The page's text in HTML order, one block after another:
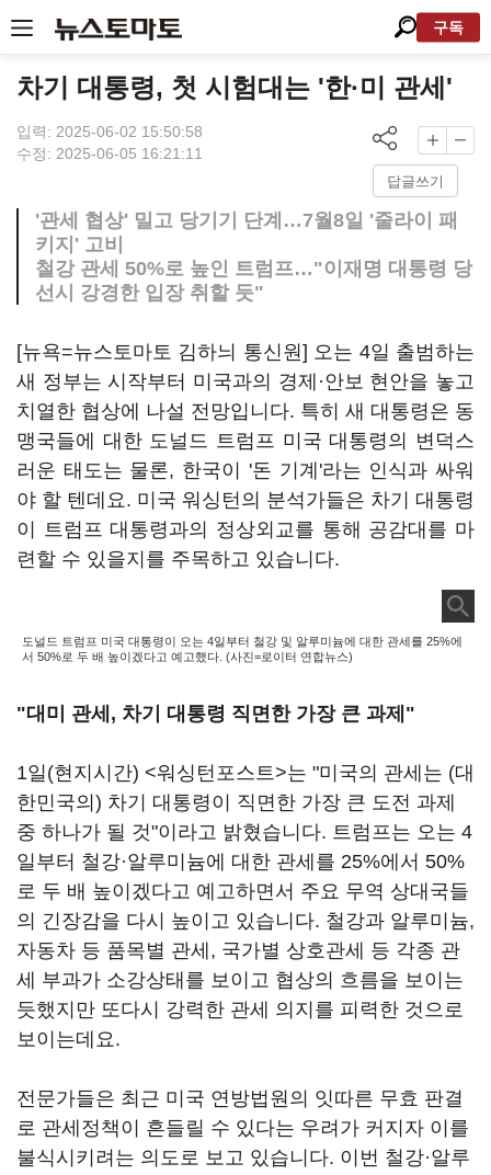
구독
차기 대통령, 첫 시험대는 '한·미 관세'
입력: 2025-06-02 15:50:58
수정: 2025-06-05 16:21:11
답글쓰기
'관세 협상' 밀고 당기기 단계…7월8일 '줄라이 패
키지' 고비
철강 관세 50%로 높인 트럼프…"이재명 대통령 당
선시 강경한 입장 취할 듯"
[뉴욕=뉴스토마토 김하늬 통신원] 오는 4일 출범하는
새 정부는 시작부터 미국과의 경제·안보 현안을 놓고
치열한 협상에 나설 전망입니다. 특히 새 대통령은 동
맹국들에 대한 도널드 트럼프 미국 대통령의 변덕스
러운 태도는 물론, 한국이 '돈 기계'라는 인식과 싸워
야 할 텐데요. 미국 워싱턴의 분석가들은 차기 대통령
이 트럼프 대통령과의 정상외교를 통해 공감대를 마
련할 수 있을지를 주목하고 있습니다.
도널드 트럼프 미국 대통령이 오는 4일부터 철강 및 알루미늄에 대한 관세를 25%에
서 50%로 두 배 높이겠다고 예고했다. (사진=로이터 연합뉴스)
"대미 관세, 차기 대통령 직면한 가장 큰 과제"
1일(현지시간) <워싱턴포스트>는 "미국의 관세는 (대
한민국의) 차기 대통령이 직면한 가장 큰 도전 과제
중 하나가 될 것"이라고 밝혔습니다. 트럼프는 오는 4
일부터 철강·알루미늄에 대한 관세를 25%에서 50%
로 두 배 높이겠다고 예고하면서 주요 무역 상대국들
의 긴장감을 다시 높이고 있습니다. 철강과 알루미늄,
자동차 등 품목별 관세, 국가별 상호관세 등 각종 관
세 부과가 소강상태를 보이고 협상의 흐름을 보이는
듯했지만 또다시 강력한 관세 의지를 피력한 것으로
보이는데요.
전문가들은 최근 미국 연방법원의 잇따른 무효 판결
로 관세정책이 흔들릴 수 있다는 우려가 커지자 이를
불식시키려는 의도로 보고 있습니다. 이번 철강·알루